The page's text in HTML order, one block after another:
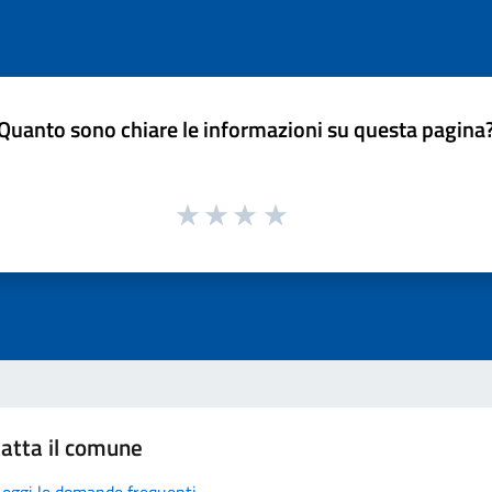
sono chiare le informazioni su questa
il comune